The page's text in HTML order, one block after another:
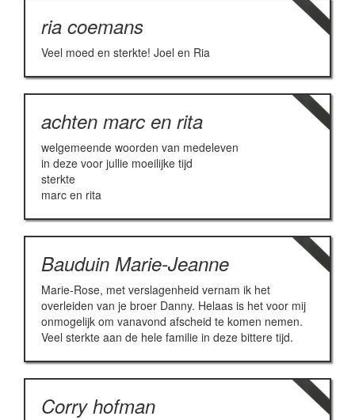
ria coemans
Veel moed en sterkte! Joel en Ria
achten marc en rita
welgemeende woorden van medeleven
in deze voor jullie moeilijke tijd
sterkte
marc en rita
Bauduin Marie-Jeanne
Marie-Rose, met verslagenheid vernam ik het
overleiden van je broer Danny. Helaas is het voor mij
onmogelijk om vanavond afscheid te komen nemen.
Veel sterkte aan de hele familie in deze bittere tijd.
Corry hofman